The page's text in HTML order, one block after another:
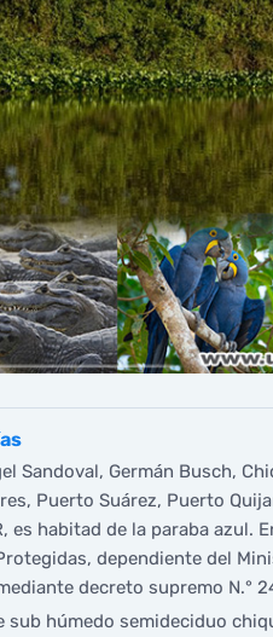
Sandoval, Germán Busch,
Puerto Suárez, Puerto
es habitad de la paraba azul.
dependiente del
decreto supremo N.°
sub húmedo semideciduo